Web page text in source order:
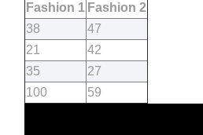
Fashion 1 Fashion 2
38
47
21
42
35
27
100
59